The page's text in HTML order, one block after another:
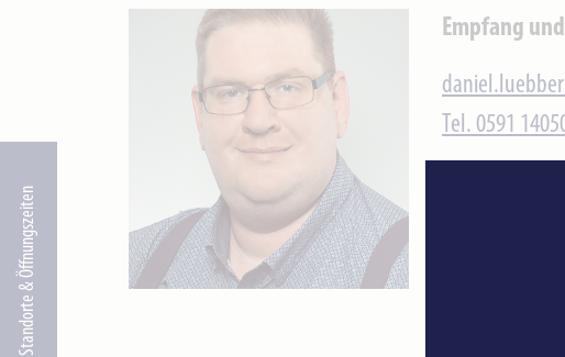
Standorte & Öffnungszeiten
Empfang
Tel. 0591